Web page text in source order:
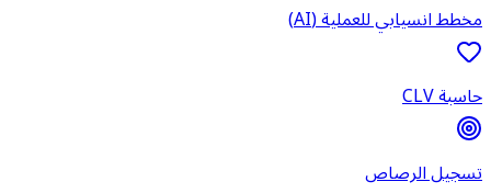
مخطط انسيابي للعملية (AI)
حاسبة CLV
تسجيل الرصاص